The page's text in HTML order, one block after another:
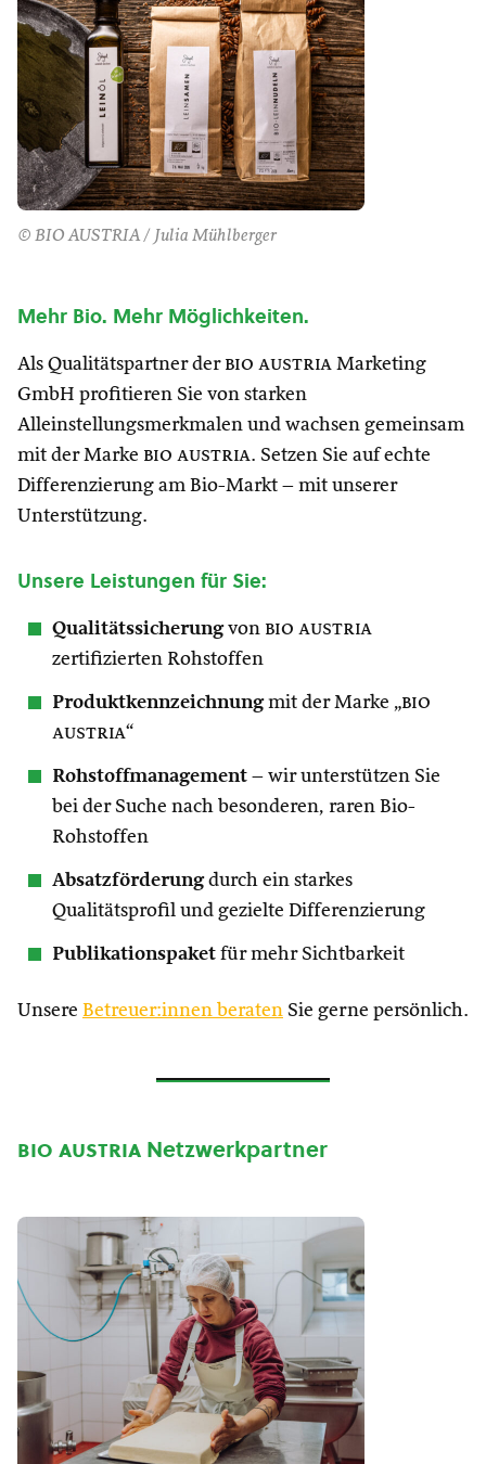
© BIO AUSTRIA / Julia Mühlberger
Mehr Bio. Mehr Möglichkeiten.
Als Qualitätspartner der bio austria Marketing
GmbH profitieren Sie von starken
Alleinstellungsmerkmalen und wachsen gemeinsam
mit der Marke bio austria. Setzen Sie auf echte
Differenzierung am Bio-Markt – mit unserer
Unterstützung.
Unsere Leistungen für Sie:
Qualitätssicherungvon bio austria
zertifizierten Rohstoffen
Produktkennzeichnungmit der Marke „bio
austria“
Rohstoffmanagement – wir unterstützen Sie
bei der Suche nach besonderen, raren Bio-
Rohstoffen
Absatzförderungdurch ein starkes
Qualitätsprofil und gezielte Differenzierung
Publikationspaket für mehr Sichtbarkeit
Unsere Betreuer:innen beraten Sie gerne persönlich.
bio austria Netzwerkpartner